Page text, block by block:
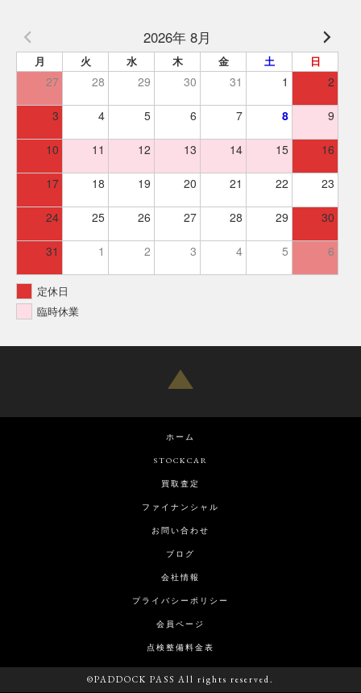
2026年 8月
月 火 水 木 金 土 日
27 28 29 30 31 1 2
3 4 5 6 7 8 9
10 11 12 13 14 15 16
17 18 19 20 21 22 23
24 25 26 27 28 29 30
31 1 2 3 4 5 6
定休日
臨時休業
ホーム
STOCKCAR
買取査定
ファイナンシャル
お問い合わせ
ブログ
会社情報
プライバシーポリシー
会員ページ
点検整備料金表
©PADDOCK PASS All rights reserved.